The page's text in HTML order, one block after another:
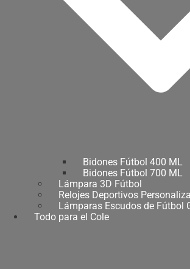
Bidones Fútbol 400 ML
Bidones Fútbol 700 ML
Lámpara 3D Fútbol
Relojes Deportivos
Lámparas Escudos de Fútbol
Todo para el Cole